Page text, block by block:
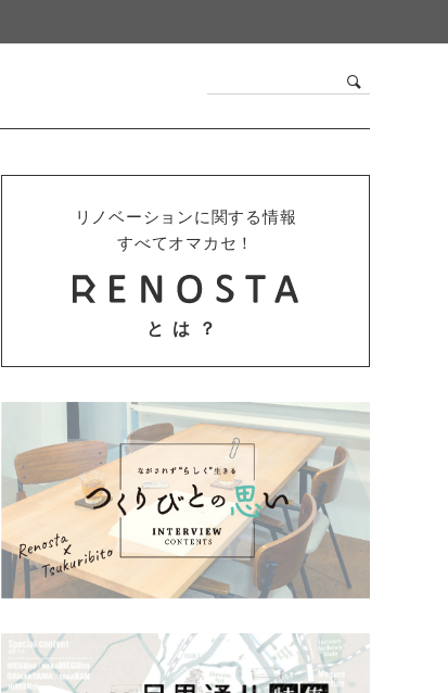
リノベーションに関する情報
すべてオマカセ！
とは？